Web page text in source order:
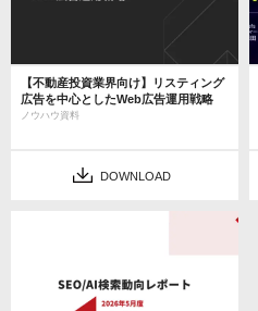
【不動産投資業界向け】リスティング
広告を中心としたWeb広告運用戦略
ノウハウ資料
DOWNLOAD